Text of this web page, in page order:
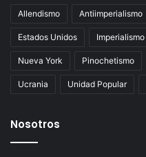
Allendismo Antiimperialismo
Estados Unidos Imperialismo
Nueva York Pinochetismo
Ucrania Unidad Popular
Nosotros